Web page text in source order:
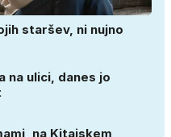
staršev, ni nujno
na ulici, danes jo
na Kitajskem